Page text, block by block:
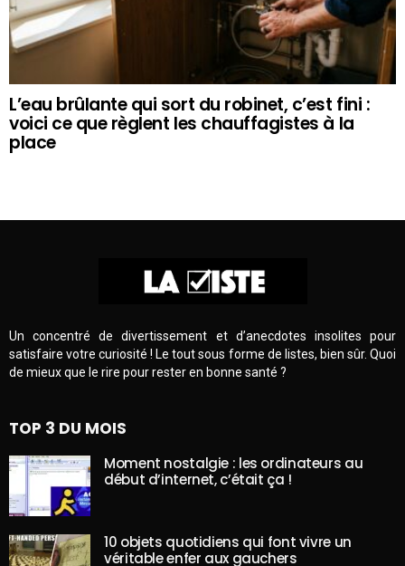
L’eau brûlante qui sort du robinet, c’est fini :
voici ce que règlent les chauffagistes à la
place
Un concentré de divertissement et d’anecdotes insolites pour
satisfaire votre curiosité ! Le tout sous forme de listes, bien sûr. Quoi
de mieux que le rire pour rester en bonne santé ?
TOP 3 DU MOIS
Moment nostalgie : les ordinateurs au
début d’internet, c’était ça !
10 objets quotidiens qui font vivre un
véritable enfer aux gauchers